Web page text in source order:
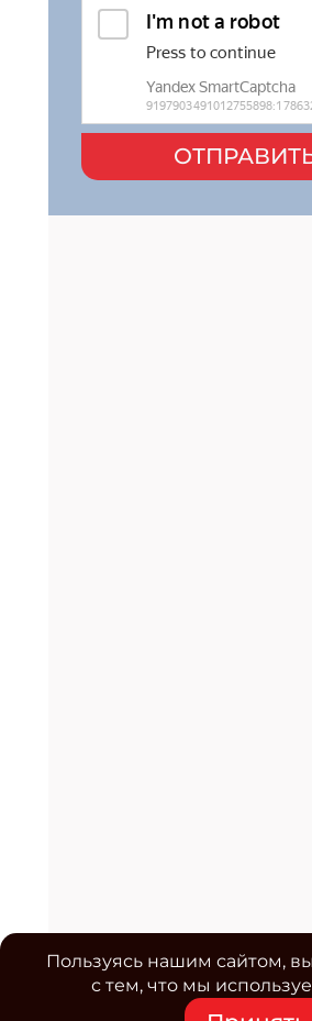
Пользуясь нашим сайтом,
с тем, что мы